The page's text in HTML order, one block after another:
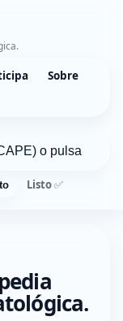
Sobre
Listo ✅